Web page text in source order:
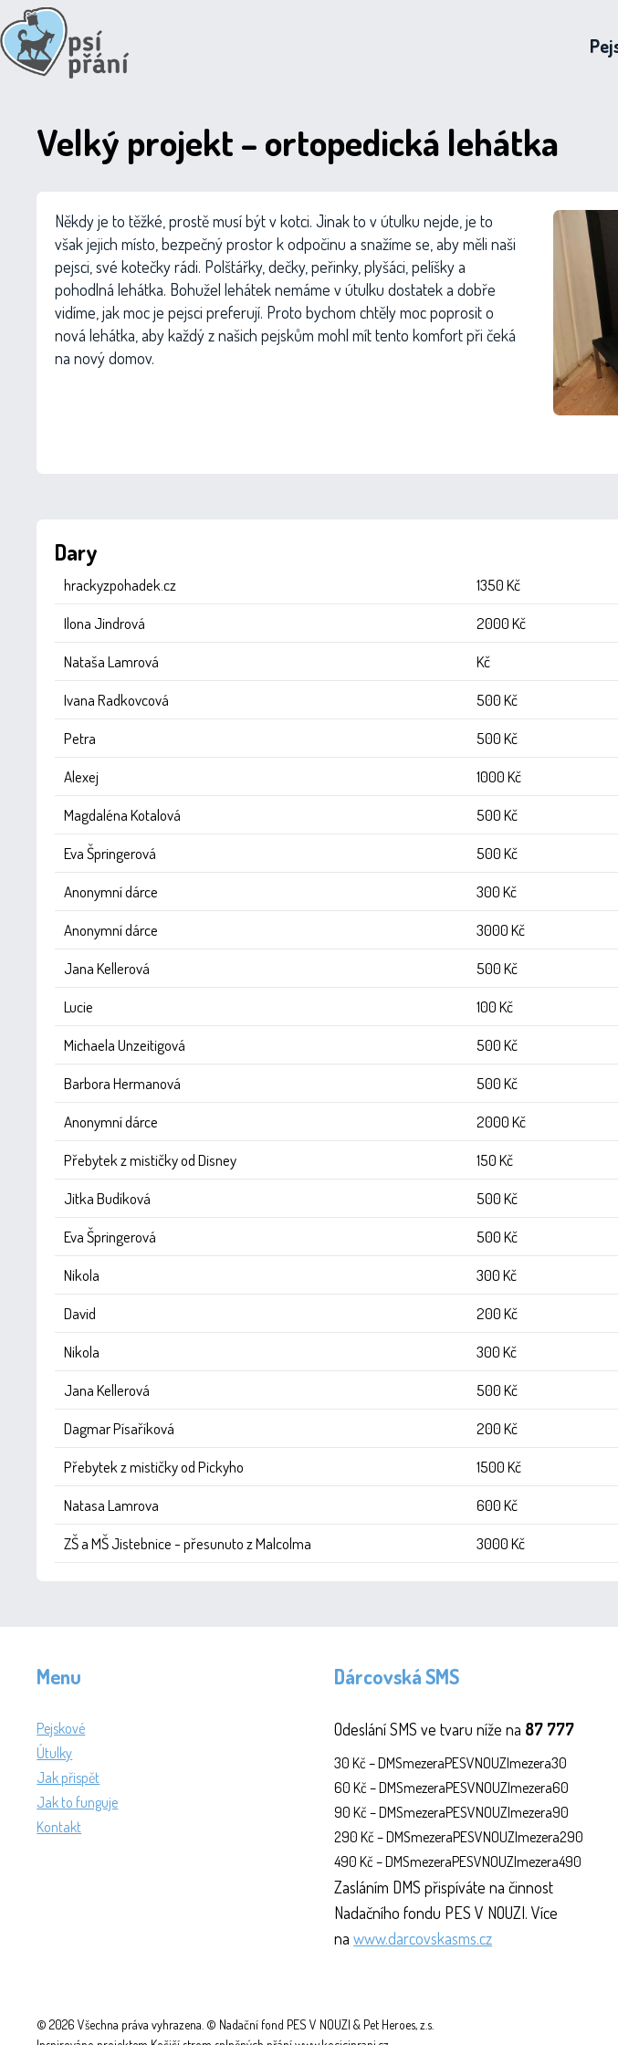
Velký projekt – ortopedická lehátka
Někdy je to těžké, prostě musí být v kotci. Jinak to v útulku nejde, je to
však jejich místo, bezpečný prostor k odpočinu a snažíme se, aby měli naši
pejsci, své kotečky rádi. Polštářky, dečky, peřinky, plyšáci, pelíšky a
pohodlná lehátka. Bohužel lehátek nemáme v útulku dostatek a dobře
vidíme, jak moc je pejsci preferují. Proto bychom chtěly moc poprosit o
nová lehátka, aby každý z našich pejskům mohl mít tento komfort při čeká
na nový domov.
Dary
hrackyzpohadek.cz
1350 Kč
Ilona Jindrová
2000 Kč
Nataša Lamrová
Kč
Ivana Radkovcová
500 Kč
Petra
500 Kč
Alexej
1000 Kč
Magdaléna Kotalová
500 Kč
Eva Špringerová
500 Kč
Anonymní dárce
300 Kč
Anonymní dárce
3000 Kč
Jana Kellerová
500 Kč
Lucie
100 Kč
Michaela Unzeitigová
500 Kč
Barbora Hermanová
500 Kč
Anonymní dárce
2000 Kč
Přebytek z mističky od Disney
150 Kč
Jitka Budíková
500 Kč
Eva Špringerová
500 Kč
Nikola
300 Kč
David
200 Kč
Nikola
300 Kč
Jana Kellerová
500 Kč
Dagmar Písaříková
200 Kč
Přebytek z mističky od Pickyho
1500 Kč
Natasa Lamrova
600 Kč
ZŠ a MŠ Jistebnice - přesunuto z Malcolma
3000 Kč
Menu
Pejskové
Útulky
Jak přispět
Jak to funguje
Kontakt
Dárcovská SMS
Odeslání SMS ve tvaru níže na 87 777
30 Kč – DMSmezeraPESVNOUZImezera30
60 Kč – DMSmezeraPESVNOUZImezera60
90 Kč – DMSmezeraPESVNOUZImezera90
290 Kč – DMSmezeraPESVNOUZImezera290
490 Kč – DMSmezeraPESVNOUZImezera490
Zasláním DMS přispíváte na činnost
Nadačního fondu PES V NOUZI. Více
nawww.darcovskasms.cz
© 2026 Všechna práva vyhrazena. © Nadační fond PES V NOUZI & Pet Heroes, z.s.